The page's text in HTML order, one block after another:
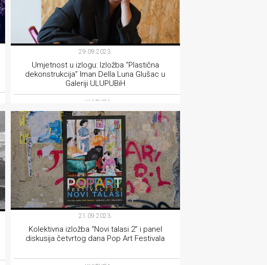
29.09.2023.
Umjetnost u izlogu: Izložba “Plastična
dekonstrukcija” Iman Della Luna Glušac u
Galeriji ULUPUBiH
KULTURA
21.09.2023.
Kolektivna izložba “Novi talasi 2” i panel
diskusija četvrtog dana Pop Art Festivala